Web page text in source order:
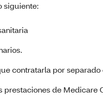
siguiente:
contratarla por
de Medicare